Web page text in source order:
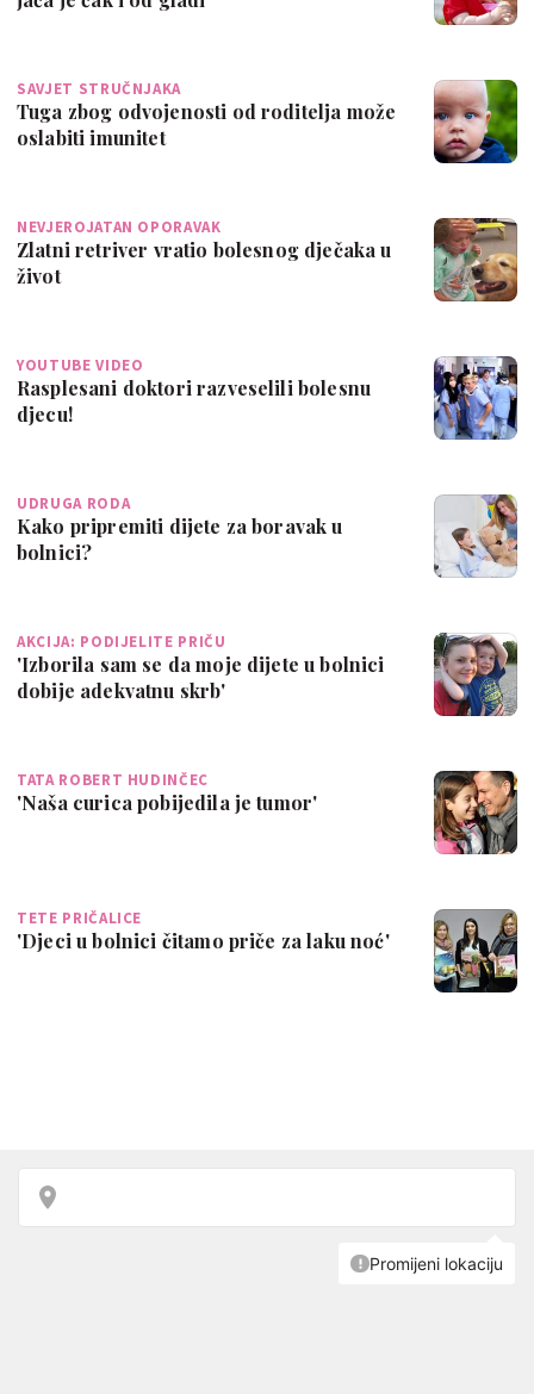
SAVJET STRUČNJAKA
Tuga zbog odvojenosti od roditelja može
oslabiti imunitet
NEVJEROJATAN OPORAVAK
Zlatni retriver vratio bolesnog dječaka u
život
YOUTUBE VIDEO
Rasplesani doktori razveselili bolesnu
djecu!
UDRUGA RODA
Kako pripremiti dijete za boravak u
bolnici?
AKCIJA: PODIJELITE PRIČU
'Izborila sam se da moje dijete u bolnici
dobije adekvatnu skrb'
TATA ROBERT HUDINČEC
'Naša curica pobijedila je tumor'
TETE PRIČALICE
'Djeci u bolnici čitamo priče za laku noć'